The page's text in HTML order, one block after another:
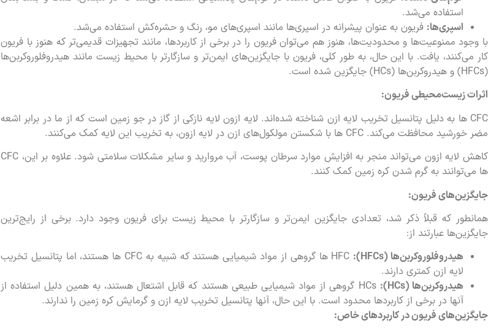
استفاده می‌شد.
اسپری‌ها: فریون به عنوان پیشرانه در اسپری‌ها مانند اسپری‌های مو، رنگ و حشره‌کش استفاده می‌شد.
با وجود ممنوعیت‌ها و محدودیت‌ها، هنوز هم می‌توان فریون را در برخی از کاربردها، مانند تجهیزات قدیمی‌تر که هنوز با فریون
کار می‌کنند، یافت. با این حال، به طور کلی، فریون با جایگزین‌های ایمن‌تر و سازگارتر با محیط زیست مانند هیدروفلوروکربن‌ها
(HFCs) و هیدروکربن‌ها (HCs) جایگزین شده است.
اثرات زیست‌محیطی فریون:
CFC ها به دلیل پتانسیل تخریب لایه ازن شناخته شده‌اند. لایه ازون لایه نازکی از گاز در جو زمین است که از ما در برابر اشعه
مضر خورشید محافظت می‌کند. CFC ها با شکستن مولکول‌های ازن در لایه ازون، به تخریب این لایه کمک می‌کنند.
کاهش لایه ازون می‌تواند منجر به افزایش موارد سرطان پوست، آب مروارید و سایر مشکلات سلامتی شود. علاوه بر این، CFC
ها می‌توانند به گرم شدن کره زمین کمک کنند.
جایگزین‌های فریون:
همانطور که قبلاً ذکر شد، تعدادی جایگزین ایمن‌تر و سازگارتر با محیط زیست برای فریون وجود دارد. برخی از رایج‌ترین
جایگزین‌ها عبارتند از:
هیدروفلوروکربن‌ها (HFCs):
HFC ها گروهی از مواد شیمیایی هستند که شبیه به CFC ها هستند، اما پتانسیل تخریب
لایه ازن کمتری دارند.
هیدروکربن‌ها (HCs):
HCs گروهی از مواد شیمیایی طبیعی هستند که قابل اشتعال هستند، به همین دلیل استفاده از
آنها در برخی از کاربردها محدود است. با این حال، آنها پتانسیل تخریب لایه ازن و گرمایش کره زمین را ندارند.
جایگزین‌های فریون در کاربردهای خاص: